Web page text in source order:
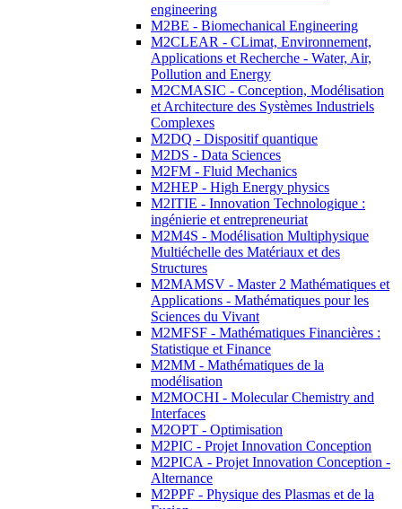
engineering
M2BE - Biomechanical Engineering
M2CLEAR - CLimat, Environnement,
Applications et Recherche - Water, Air,
Pollution and Energy
M2CMASIC - Conception, Modélisation
et Architecture des Systèmes Industriels
Complexes
M2DQ - Dispositif quantique
M2DS - Data Sciences
M2FM - Fluid Mechanics
M2HEP - High Energy physics
M2ITIE - Innovation Technologique :
ingénierie et entrepreneuriat
M2M4S - Modélisation Multiphysique
Multiéchelle des Matériaux et des
Structures
M2MAMSV - Master 2 Mathématiques et
Applications - Mathématiques pour les
Sciences du Vivant
M2MFSF - Mathématiques Financières :
Statistique et Finance
M2MM - Mathématiques de la
modélisation
M2MOCHI - Molecular Chemistry and
Interfaces
M2OPT - Optimisation
M2PIC - Projet Innovation Conception
M2PICA - Projet Innovation Conception -
Alternance
M2PPF - Physique des Plasmas et de la